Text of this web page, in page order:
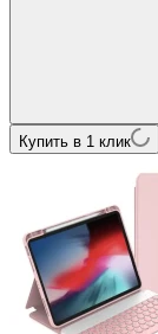
Купить в 1 клик